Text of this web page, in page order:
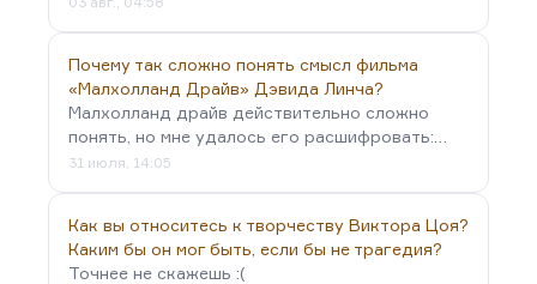
Почему так сложно понять смысл фильма
«Малхолланд Драйв» Дэвида Линча?
Малхолланд драйв действительно сложно
понять, но мне удалось его расшифровать:…
31 июля, 14:05
Как вы относитесь к творчеству Виктора Цоя?
Каким бы он мог быть, если бы не трагедия?
Точнее не скажешь :(